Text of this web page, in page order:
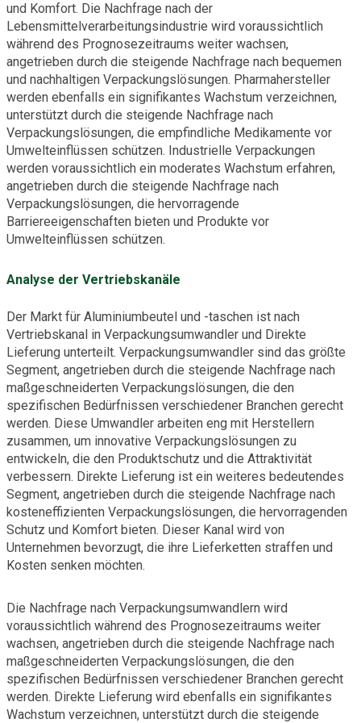
und Komfort. Die Nachfrage nach der
Lebensmittelverarbeitungsindustrie wird voraussichtlich
während des Prognosezeitraums weiter wachsen,
angetrieben durch die steigende Nachfrage nach bequemen
und nachhaltigen Verpackungslösungen. Pharmahersteller
werden ebenfalls ein signifikantes Wachstum verzeichnen,
unterstützt durch die steigende Nachfrage nach
Verpackungslösungen, die empfindliche Medikamente vor
Umwelteinflüssen schützen. Industrielle Verpackungen
werden voraussichtlich ein moderates Wachstum erfahren,
angetrieben durch die steigende Nachfrage nach
Verpackungslösungen, die hervorragende
Barriereeigenschaften bieten und Produkte vor
Umwelteinflüssen schützen.
Analyse der Vertriebskanäle
Der Markt für Aluminiumbeutel und -taschen ist nach
Vertriebskanal in Verpackungsumwandler und Direkte
Lieferung unterteilt. Verpackungsumwandler sind das größte
Segment, angetrieben durch die steigende Nachfrage nach
maßgeschneiderten Verpackungslösungen, die den
spezifischen Bedürfnissen verschiedener Branchen gerecht
werden. Diese Umwandler arbeiten eng mit Herstellern
zusammen, um innovative Verpackungslösungen zu
entwickeln, die den Produktschutz und die Attraktivität
verbessern. Direkte Lieferung ist ein weiteres bedeutendes
Segment, angetrieben durch die steigende Nachfrage nach
kosteneffizienten Verpackungslösungen, die hervorragenden
Schutz und Komfort bieten. Dieser Kanal wird von
Unternehmen bevorzugt, die ihre Lieferketten straffen und
Kosten senken möchten.
Die Nachfrage nach Verpackungsumwandlern wird
voraussichtlich während des Prognosezeitraums weiter
wachsen, angetrieben durch die steigende Nachfrage nach
maßgeschneiderten Verpackungslösungen, die den
spezifischen Bedürfnissen verschiedener Branchen gerecht
werden. Direkte Lieferung wird ebenfalls ein signifikantes
Wachstum verzeichnen, unterstützt durch die steigende